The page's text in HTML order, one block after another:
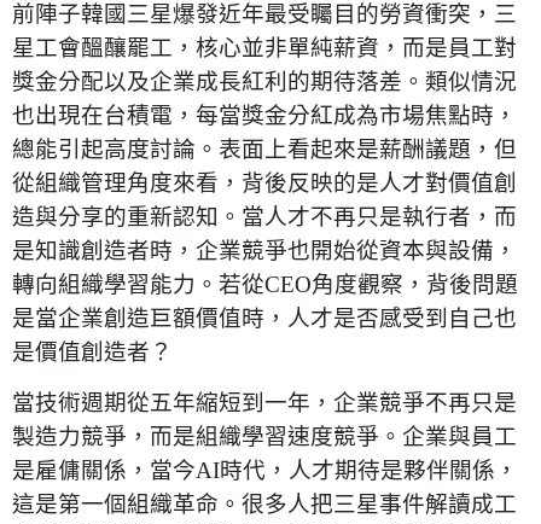
前陣子韓國三星爆發近年最受矚目的勞資衝突，三
星工會醞釀罷工，核心並非單純薪資，而是員工對
獎金分配以及企業成長紅利的期待落差。類似情況
也出現在台積電，每當獎金分紅成為市場焦點時，
總能引起高度討論。表面上看起來是薪酬議題，但
從組織管理角度來看，背後反映的是人才對價值創
造與分享的重新認知。當人才不再只是執行者，而
是知識創造者時，企業競爭也開始從資本與設備，
轉向組織學習能力。若從CEO角度觀察，背後問題
是當企業創造巨額價值時，人才是否感受到自己也
是價值創造者？
當技術週期從五年縮短到一年，企業競爭不再只是
製造力競爭，而是組織學習速度競爭。企業與員工
是雇傭關係，當今AI時代，人才期待是夥伴關係，
這是第一個組織革命。很多人把三星事件解讀成工